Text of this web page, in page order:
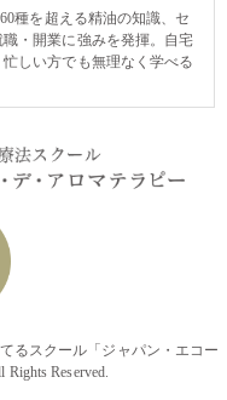
種を超える精油の知識、セ
・開業に強みを発揮。自宅
しい方でも無理なく学べる
るスクール「ジャパン・エコー
Reserved.